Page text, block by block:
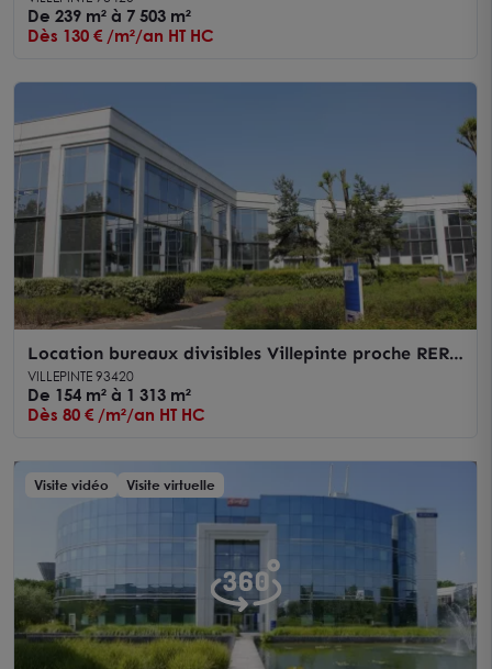
De 239 m² à 7 503 m²
Dès 130 € /m²/an HT HC
Location bureaux divisibles Villepinte proche RER
B et services sur site
VILLEPINTE 93420
De 154 m² à 1 313 m²
Dès 80 € /m²/an HT HC
Visite vidéo Visite virtuelle